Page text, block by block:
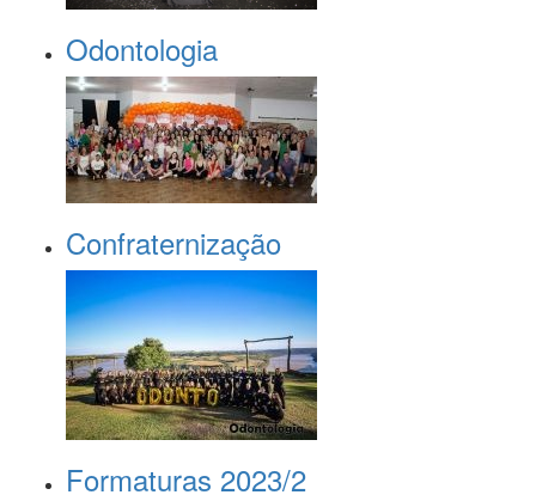
Odontologia
Confraternização
Formaturas 2023/2